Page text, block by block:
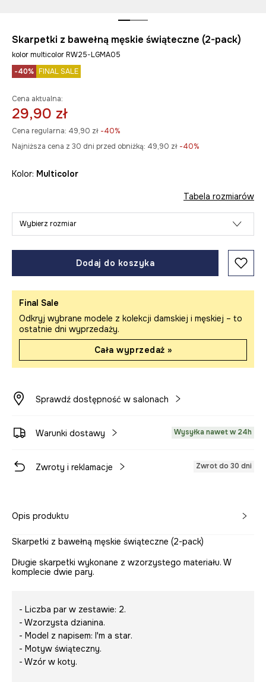
Skarpetki z bawełną męskie świąteczne (2-pack)
kolor multicolor RW25-LGMA05
-40% FINAL SALE
Cena aktualna:
29,90 zł
Cena regularna: 49,90 zł -40%
Najniższa cena z 30 dni przed obniżką: 49,90 zł -40%
Kolor: multicolor
Tabela rozmiarów
Wybierz rozmiar
Dodaj do koszyka
Final Sale
Odkryj wybrane modele z kolekcji damskiej i męskiej – to
ostatnie dni wyprzedaży.
Cała wyprzedaż »
Sprawdź dostępność w salonach
Warunki dostawy Wysyłka nawet w 24h
Zwroty i reklamacje Zwrot do 30 dni
Opis produktu
Skarpetki z bawełną męskie świąteczne (2-pack)
Długie skarpetki wykonane z wzorzystego materiału. W
komplecie dwie pary.
- Liczba par w zestawie: 2.
- Wzorzysta dzianina.
- Model z napisem: I'm a star.
- Motyw świąteczny.
- Wzór w koty.